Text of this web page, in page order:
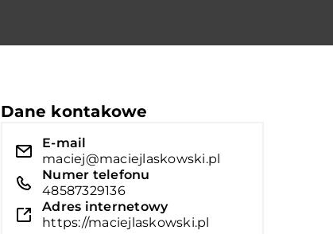
Dane kontakowe
E-mail
maciej@maciejlaskowski.pl
Numer telefonu
48587329136
Adres internetowy
https://maciejlaskowski.pl